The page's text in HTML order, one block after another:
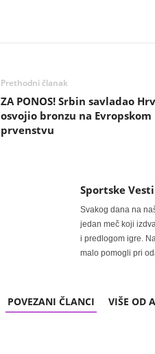
Prethodni članak
ZA PONOS! Srbin savladao
osvojio bronzu na Evropskom
prvenstvu
Sportske Vesti
Svakog dana na
jedan meč koji
i predlogom igre.
malo pomogli pri
POVEZANI ČLANCI VIŠE OD